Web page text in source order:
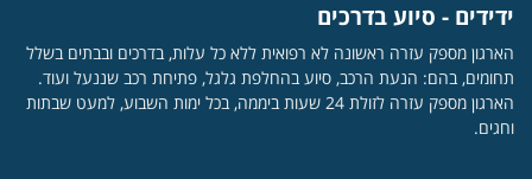
ידידים - סיוע בדרכים
הארגון מספק עזרה ראשונה לא רפואית ללא כל עלות, בדרכים ובבתים בשלל
תחומים, בהם: הנעת הרכב, סיוע בהחלפת גלגל, פתיחת רכב שננעל ועוד.
הארגון מספק עזרה לזולת 24 שעות ביממה, בכל ימות השבוע, למעט שבתות
וחגים.